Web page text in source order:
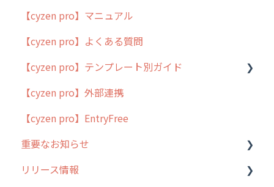
cyzen pro とは？
簡易マニュアル
cyzen proの位置情報取得について
用語集
よくある質問
【cyzen pro】マニュアル
【cyzen pro】よくある質問
【cyzen pro】テンプレート別ガイド
ポスティング
ラウンダー
メンテナンス
外廻り営業
【cyzen pro】外部連携
【cyzen pro】EntryFree
重要なお知らせ
過去の重要なお知らせ
リリース情報